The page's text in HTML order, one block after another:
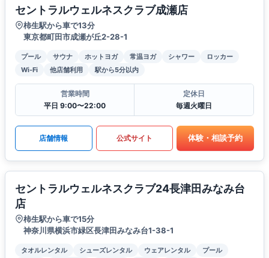
セントラルウェルネスクラブ成瀬店
柿生駅から車で13分
東京都町田市成瀬が丘2-28-1
プール サウナ ホットヨガ 常温ヨガ シャワー
ロッカー
Wi-Fi
他店舗利用 駅から5分以内
営業時間
平日 9:00〜22:00
定休日
毎週火曜日
店舗情報 公式サイト 体験・相談予約
セントラルウェルネスクラブ24長津田みなみ台
店
柿生駅から車で15分
神奈川県横浜市緑区長津田みなみ台1-38-1
タオルレンタル シューズレンタル ウェアレンタル
プール